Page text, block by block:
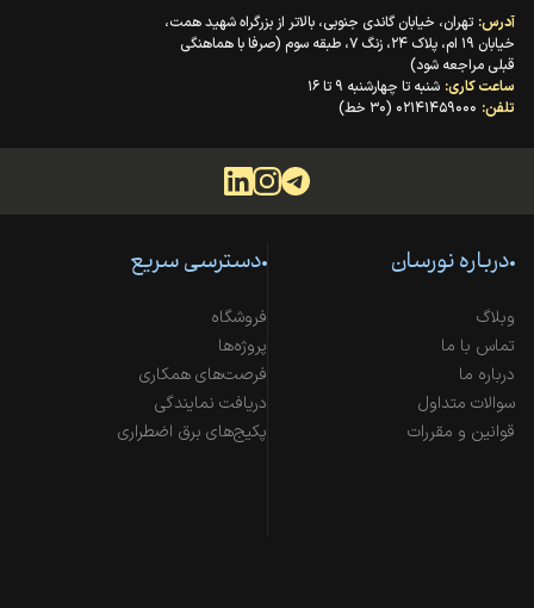
آدرس: تهران، خیابان گاندی جنوبی، بالاتر از بزرگراه شهید همت،
خیابان ۱۹ ام، پلاک ۲۴، زنگ ۷، طبقه سوم (صرفا با هماهنگی
قبلی مراجعه شود)
ساعت کاری: شنبه تا چهارشنبه ۹ تا ۱۶
تلفن: ۰۲۱۴۱۴۵۹۰۰۰ (۳۰ خط)
درباره نورسان
وبلاگ
تماس با ما
درباره ما
سوالات متداول
قوانین و مقررات
دسترسی سریع
فروشگاه
پروژه‌ها
فرصت‌های همکاری
دریافت نمایندگی
پکیج‌های برق اضطراری